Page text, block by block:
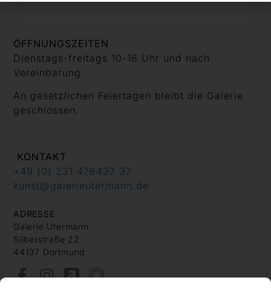
ÖFFNUNGSZEITEN
Dienstags-freitags 10-16 Uhr und nach
Vereinbarung
An gesetzlichen Feiertagen bleibt die Galerie
geschlossen.
KONTAKT
+49 (0) 231 476437 37
kunst@galerieutermann.de
ADRESSE
Galerie Utermann
Silberstraße 22
44137 Dortmund